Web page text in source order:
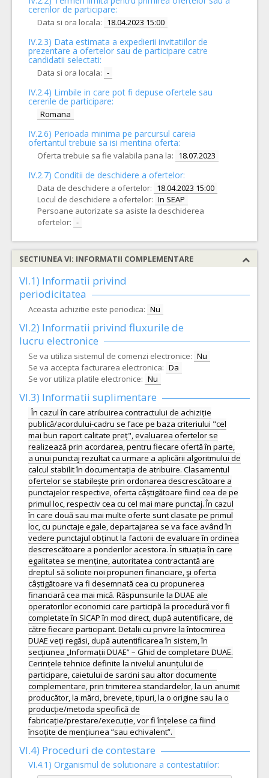
cererilor de participare:
Data si ora locala: 18.04.2023 15:00
IV.2.3) Data estimata a expedierii invitatiilor de
prezentare a ofertelor sau de participare catre
candidatii selectati:
Data si ora locala: -
IV.2.4) Limbile in care pot fi depuse ofertele sau
cererile de participare:
Romana
IV.2.6) Perioada minima pe parcursul careia
ofertantul trebuie sa isi mentina oferta:
Oferta trebuie sa fie valabila pana la: 18.07.2023
IV.2.7) Conditii de deschidere a ofertelor:
Data de deschidere a ofertelor: 18.04.2023 15:00
Locul de deschidere a ofertelor: In SEAP
Persoane autorizate sa asiste la deschiderea
ofertelor: -
SECTIUNEA VI: INFORMATII COMPLEMENTARE
VI.1) Informatii privind
periodicitatea
Aceasta achizitie este periodica: Nu
VI.2) Informatii privind fluxurile de
lucru electronice
Se va utiliza sistemul de comenzi electronice: Nu
Se va accepta facturarea electronica: Da
Se vor utiliza platile electronice: Nu
VI.3) Informatii suplimentare
În cazul în care atribuirea contractului de achiziție
publică/acordului-cadru se face pe baza criteriului "cel
mai bun raport calitate preț", evaluarea ofertelor se
realizează prin acordarea, pentru fiecare ofertă în parte,
a unui punctaj rezultat ca urmare a aplicării algoritmului de
calcul stabilit în documentația de atribuire. Clasamentul
ofertelor se stabilește prin ordonarea descrescătoare a
punctajelor respective, oferta câștigătoare fiind cea de pe
primul loc, respectiv cea cu cel mai mare punctaj. În cazul
în care două sau mai multe oferte sunt clasate pe primul
loc, cu punctaje egale, departajarea se va face având în
vedere punctajul obținut la factorii de evaluare în ordinea
descrescătoare a ponderilor acestora. În situația în care
egalitatea se menține, autoritatea contractantă are
dreptul să solicite noi propuneri financiare, şi oferta
câștigătoare va fi desemnată cea cu propunerea
financiară cea mai mică. Răspunsurile la DUAE ale
operatorilor economici care participă la procedură vor fi
completate în SICAP în mod direct, după autentificare, de
către fiecare participant. Detalii cu privire la întocmirea
DUAE veți regăsi, după autentificarea în sistem, în
secțiunea „Informații DUAE” – Ghid de completare DUAE.
Cerințele tehnice definite la nivelul anunțului de
participare, caietului de sarcini sau altor documente
complementare, prin trimiterea standardelor, la un anumit
producător, la mărci, brevete, tipuri, la o origine sau la o
producție/metoda specifică de
fabricație/prestare/execuție, vor fi înțelese ca fiind
însoțite de mențiunea ”sau echivalent”.
VI.4) Proceduri de contestare
VI.4.1) Organismul de solutionare a contestatiilor: